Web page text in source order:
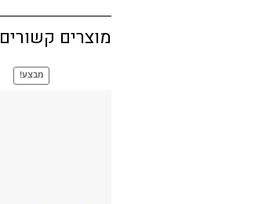
מוצרים קשורים
מבצע!